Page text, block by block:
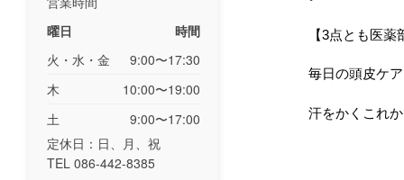
【3点とも医
毎日の頭皮ケ
汗をかくこれ
曜日
時間
火・水・金
9:00〜17:30
木
10:00〜19:00
土
9:00〜17:00
定休日：日、月、祝
TEL 086-442-8385